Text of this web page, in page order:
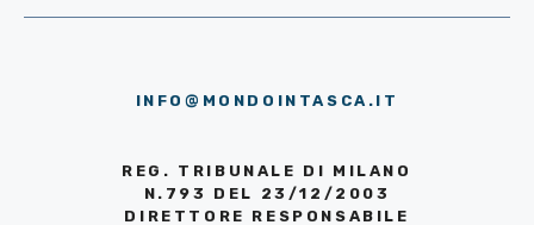
INFO@MONDOINTASCA.IT
REG. TRIBUNALE DI MILANO
N.793 DEL 23/12/2003
DIRETTORE RESPONSABILE